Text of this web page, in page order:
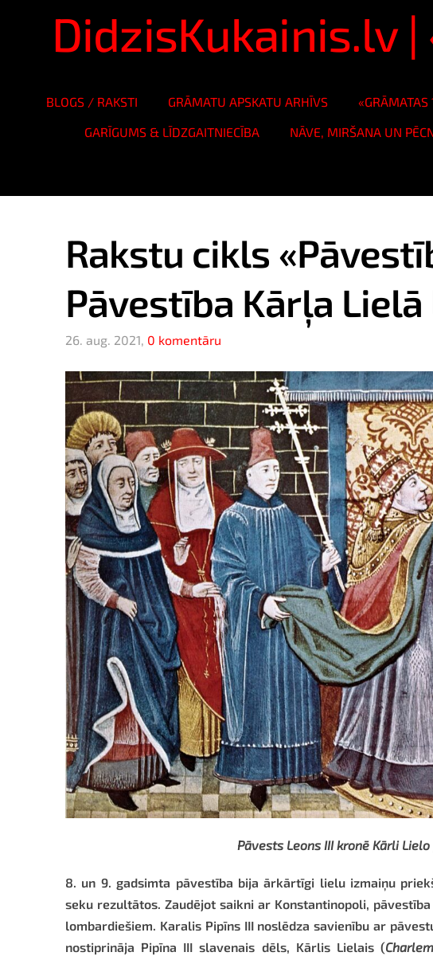
DidzisKukainis.lv
BLOGS / RAKSTI GRĀMATU APSKATU ARHĪVS «GRĀMATAS
GARĪGUMS & LĪDZGAITNIECĪBA
NĀVE, MIRŠANA UN
Rakstu cikls
Pāvestība Kārļa
26. aug. 2021, 0 komentāru
Pāvests Leons III kronē Kārli
8. un 9. gadsimta pāvestība bija ārkārtīgi lielu izmaiņu
seku rezultātos. Zaudējot saikni ar Konstantinopoli,
lombardiešiem. Karalis Pipīns III noslēdza savienību ar
nostiprināja Pipīna III slavenais dēls, Kārlis Lielais (